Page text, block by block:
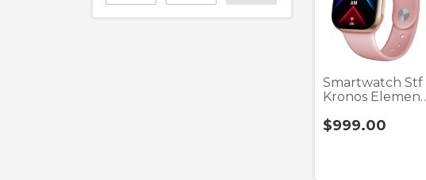
Smartwatch Stf
Kronos Element
$999.00